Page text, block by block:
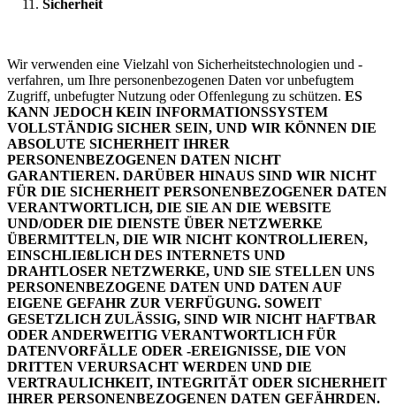
Sicherheit
Wir verwenden eine Vielzahl von Sicherheitstechnologien und -
verfahren, um Ihre personenbezogenen Daten vor unbefugtem
Zugriff, unbefugter Nutzung oder Offenlegung zu schützen. ES
KANN JEDOCH KEIN INFORMATIONSSYSTEM
VOLLSTÄNDIG SICHER SEIN, UND WIR KÖNNEN DIE
ABSOLUTE SICHERHEIT IHRER
PERSONENBEZOGENEN DATEN NICHT
GARANTIEREN. DARÜBER HINAUS SIND WIR NICHT
FÜR DIE SICHERHEIT PERSONENBEZOGENER DATEN
VERANTWORTLICH, DIE SIE AN DIE WEBSITE
UND/ODER DIE DIENSTE ÜBER NETZWERKE
ÜBERMITTELN, DIE WIR NICHT KONTROLLIEREN,
EINSCHLIEßLICH DES INTERNETS UND
DRAHTLOSER NETZWERKE, UND SIE STELLEN UNS
PERSONENBEZOGENE DATEN UND DATEN AUF
EIGENE GEFAHR ZUR VERFÜGUNG. SOWEIT
GESETZLICH ZULÄSSIG, SIND WIR NICHT HAFTBAR
ODER ANDERWEITIG VERANTWORTLICH FÜR
DATENVORFÄLLE ODER -EREIGNISSE, DIE VON
DRITTEN VERURSACHT WERDEN UND DIE
VERTRAULICHKEIT, INTEGRITÄT ODER SICHERHEIT
IHRER PERSONENBEZOGENEN DATEN GEFÄHRDEN.